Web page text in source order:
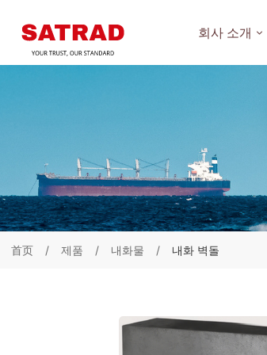
회사 소개
首页 제품 내화물 내화 벽돌